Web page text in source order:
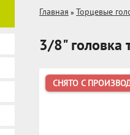
Главная » Торцевые
3/8" головка
СНЯТО С